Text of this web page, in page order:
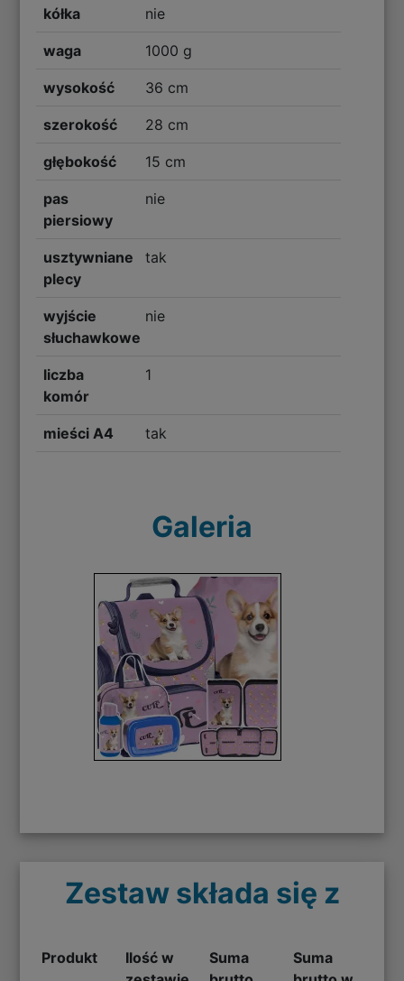
kółka nie
waga 1000 g
wysokość 36 cm
szerokość 28 cm
głębokość 15 cm
pas
piersiowy
nie
usztywniane
plecy
tak
wyjście
słuchawkowe
nie
liczba
komór
1
mieści A4 tak
Galeria
Zestaw składa się z
Produkt
Ilość w
Suma
Suma